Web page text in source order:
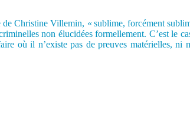
Christine Villemin, « sublime, forcément
non élucidées formellement. C’est le
où il n’existe pas de preuves matérielles,